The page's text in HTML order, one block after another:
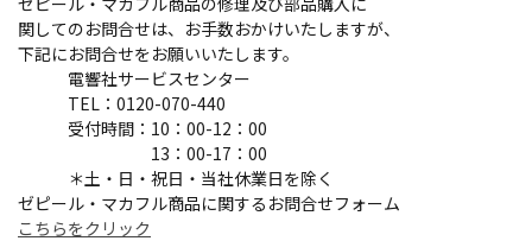
関してのお問合せは、お手数おかけいたしますが、
下記にお問合せをお願いいたします。
電響社サービスセンター
TEL：0120-070-440
受付時間：10：00-12：00
13：00-17：00
＊土・日・祝日・当社休業日を除く
ゼピール・マカフル商品に関するお問合せフォーム
こちらをクリック